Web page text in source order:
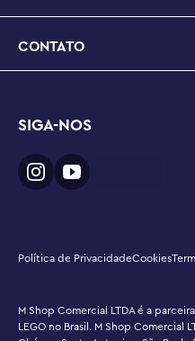
CONTATO
SIGA-NOS
Política de PrivacidadeCookies
M Shop Comercial LTDA é a
LEGO no Brasil. M Shop Comercial